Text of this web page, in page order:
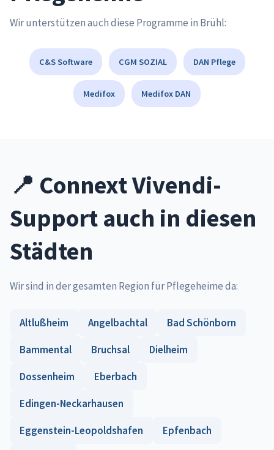
Wir unterstützen auch diese Programme in Brühl:
C&S Software CGM SOZIAL DAN Pflege
Medifox Medifox DAN
📍 Connext Vivendi-
Support auch in diesen
Städten
Wir sind in der gesamten Region für Pflegeheime da:
Altlußheim Angelbachtal
Bad Schönborn
Bammental
Bruchsal
Dielheim
Dossenheim
Eberbach
Edingen-Neckarhausen
Eggenstein-Leopoldshafen
Epfenbach